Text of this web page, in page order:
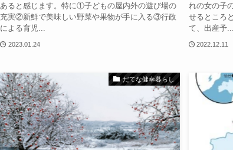
あると感じます。特に①子どもの屋内外の遊び場の
充実②新鮮で美味しい野菜や果物が手に入る③行政
による育児...
2023.01.24
れの女の子
せるところ
て、出産予...
2022.12.11
だてな健幸暮らし